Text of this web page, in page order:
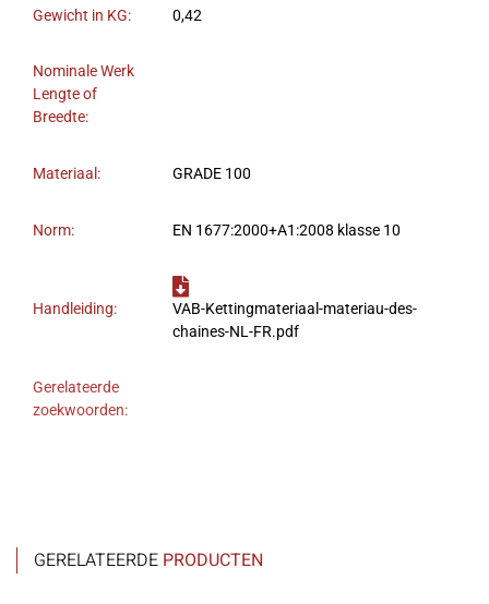
Gewicht in KG: 0,42
Nominale Werk
Lengte of
Breedte:
Materiaal: GRADE 100
Norm: EN 1677:2000+A1:2008 klasse 10
Handleiding:
VAB-Kettingmateriaal-materiau-des-
chaines-NL-FR.pdf
Gerelateerde
zoekwoorden:
GERELATEERDE PRODUCTEN